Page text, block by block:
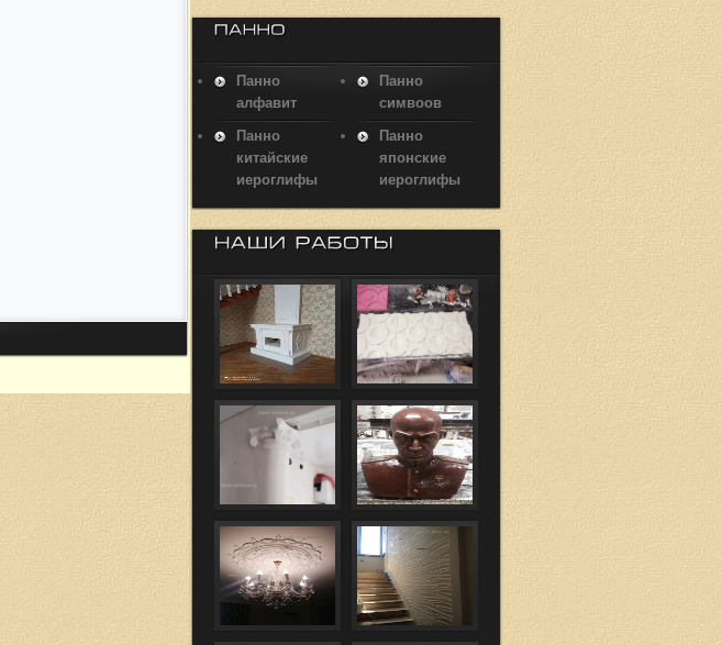
Панно
алфавит
Панно
симвоов
Панно
китайские
иероглифы
Панно
японские
иероглифы